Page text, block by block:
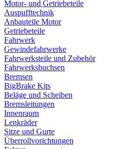
Motor- und Getriebeteile
Auspufftechnik
Anbauteile Motor
Getriebeteile
Fahrwerk
Gewindefahrwerke
Fahrwerksteile und Zubehör
Fahrwerksbuchsen
Bremsen
BigBrake Kits
Beläge und Scheiben
Bremsleitungen
Innenraum
Lenkräder
Sitze und Gurte
Überrollvorichtungen